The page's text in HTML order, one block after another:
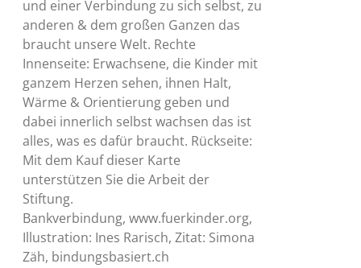
und einer Verbindung zu sich selbst, zu
anderen & dem großen Ganzen das
braucht unsere Welt. Rechte
Innenseite: Erwachsene, die Kinder mit
ganzem Herzen sehen, ihnen Halt,
Wärme & Orientierung geben und
dabei innerlich selbst wachsen das ist
alles, was es dafür braucht. Rückseite:
Mit dem Kauf dieser Karte
unterstützen Sie die Arbeit der
Stiftung.
Bankverbindung, www.fuerkinder.org,
Illustration: Ines Rarisch, Zitat: Simona
Zäh, bindungsbasiert.ch